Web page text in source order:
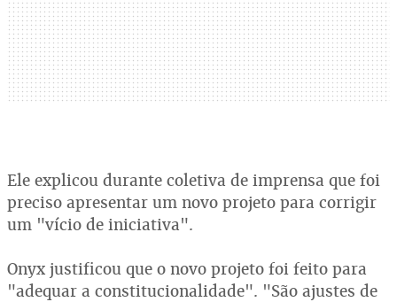
Ele explicou durante coletiva de imprensa que foi
preciso apresentar um novo projeto para corrigir
um "vício de iniciativa".
Onyx justificou que o novo projeto foi feito para
"adequar a constitucionalidade". "São ajustes de